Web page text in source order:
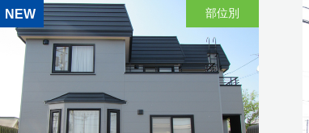
NEW 部位別